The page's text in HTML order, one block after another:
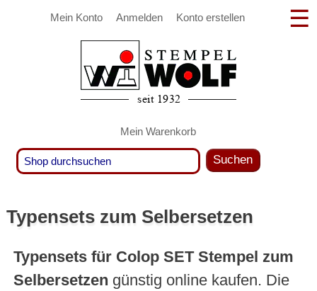
Mein Konto Anmelden Konto erstellen
Mein Warenkorb
Suchen
Typensets zum Selbersetzen
Typensets für Colop SET Stempel zum
Selbersetzen günstig online kaufen. Die